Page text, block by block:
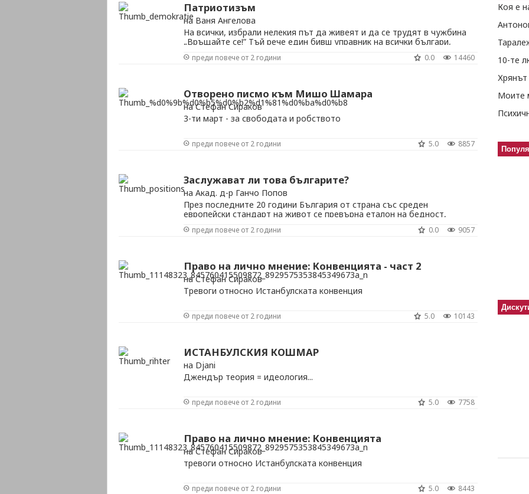
Патриотизъм
на Ваня Ангелова
На всички, избрали нелекия път да живеят и да се трудят в чужбина
„Връщайте се!” Тъй рече един бивш управник на всички българи,
скитащи се немили-недраги из чужбина последните двайсетина
година на демократичния преход у нас. Същите тези управници,
преди повече от 2 години 14460
0.0
Отворено писмо към Мишо Шамара
на Стефан Сираков
3-ти март - за свободата и робството
преди повече от 2 години 8857
5.0
Заслужават ли това българите?
на Акад. д-р Ганчо Попов
През последните 20 години България от страна със среден
европейски стандарт на живот се превърна еталон на бедност,
мизерия, корупция, на първо място по всички отрицания и на
последно във всичко положително в областта на стандарта на
преди повече от 2 години 9057
0.0
Право на лично мнение: Конвенцията - част 2
на Стефан Сираков
Тревоги относно Истанбулската конвенция
преди повече от 2 години 10143
5.0
ИСТАНБУЛСКИЯ КОШМАР
на Djani
Джендър теория = идеология...
преди повече от 2 години 7758
5.0
Право на лично мнение: Конвенцията
на Стефан Сираков
тревоги относно Истанбулската конвенция
преди повече от 2 години 8443
5.0
Коя е
10-те
Хрянът
Моите